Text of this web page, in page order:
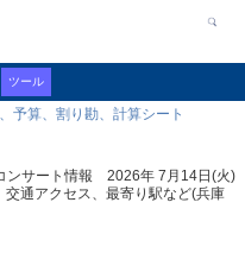
ツール
予算、割り勘、計算シート
サート情報 2026年 7月14日(火)
通アクセス、最寄り駅など(兵庫